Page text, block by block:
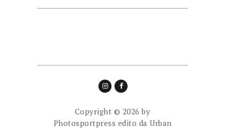
Copyright © 2026 by
Photosportpress edito da Urban